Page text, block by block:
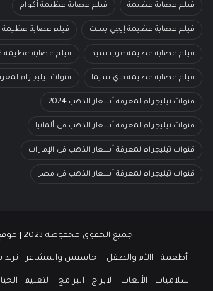
فيلم عصابة عظيمة فيلم عصابة عظيمة أكوام
فيلم عصابة عظيمة إيجي بست فيلم عصابة عظيمة
فيلم عصابة عظيمة عرب سيد فيلم عصابة عظيمة
فيلم عصابة عظيمة ماي سيما قنوات تيليجرام
قنوات تيليجرام لمعرفة أسعار الذهب 2024
قنوات تيليجرام لمعرفة أسعار الذهب في ألمانيا
قنوات تيليجرام لمعرفة أسعار الذهب في الإمارات
قنوات تيليجرام لمعرفة أسعار الذهب في مصر
جميع الحقوق محفوظة 2023 | موقع ياهلا
أطعمة االأم والطفل احاسيس والمشاعر
اسلاميات الألعاب الابراج البرامج التعليم